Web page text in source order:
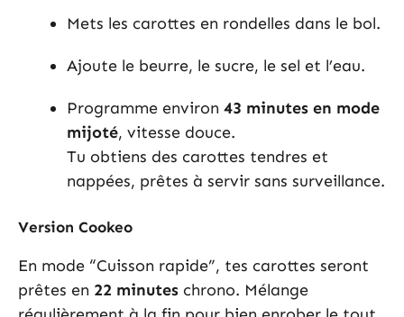
Mets les carottes en rondelles dans le bol.
Ajoute le beurre, le sucre, le sel et l’eau.
Programme environ 43 minutes en mode
mijoté, vitesse douce.
Tu obtiens des carottes tendres et
nappées, prêtes à servir sans surveillance.
Version Cookeo
En mode “Cuisson rapide”, tes carottes seront
prêtes en 22 minutes chrono. Mélange